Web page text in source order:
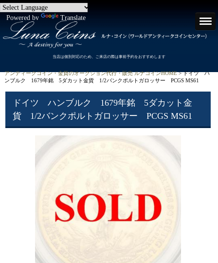
Powered by Translate
当店は個別対応のため、ご来店の際は事前予約をおすすめします
アンティークコイン・金貨のオークション代行・販売 ルナコインHOME> ドイツ ハ
ンブルク 1679年銘 5ダカット金貨 1/2バンクポルトガロッサー PCGS MS61
ドイツ ハンブルク 1679年銘 5ダカット金
貨 1/2バンクポルトガロッサー PCGS MS61